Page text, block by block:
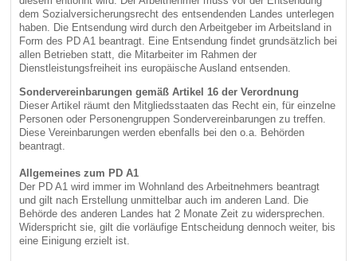
dem Sozialversicherungsrecht des entsendenden Landes unterlegen
haben. Die Entsendung wird durch den Arbeitgeber im Arbeitsland in
Form des PD A1 beantragt. Eine Entsendung findet grundsätzlich bei
allen Betrieben statt, die Mitarbeiter im Rahmen der
Dienstleistungsfreiheit ins europäische Ausland entsenden.
Sondervereinbarungen gemäß Artikel 16 der Verordnung
Dieser Artikel räumt den Mitgliedsstaaten das Recht ein, für einzelne
Personen oder Personengruppen Sondervereinbarungen zu treffen.
Diese Vereinbarungen werden ebenfalls bei den o.a. Behörden
beantragt.
Allgemeines zum PD A1
Der PD A1 wird immer im Wohnland des Arbeitnehmers beantragt
und gilt nach Erstellung unmittelbar auch im anderen Land. Die
Behörde des anderen Landes hat 2 Monate Zeit zu widersprechen.
Widerspricht sie, gilt die vorläufige Entscheidung dennoch weiter, bis
eine Einigung erzielt ist.